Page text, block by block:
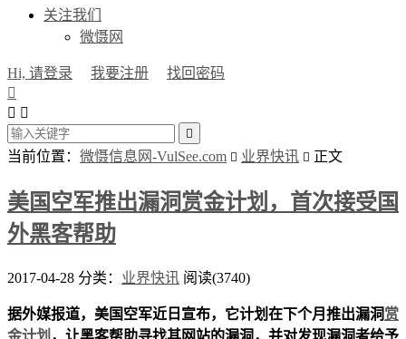
关注我们
微慑网
Hi, 请登录 我要注册
找回密码

 

当前位置： 微慑信息网-VulSee.com  业界快讯  正文
美国空军推出漏洞赏金计划，首次接受国
外黑客帮助
2017-04-28 分类： 业界快讯 阅读(3740)
据外媒报道，美国空军近日宣布，它计划在下个月推出漏洞赏
金计划 ，让黑客帮助寻找其网站的漏洞，并对发现漏洞者给予